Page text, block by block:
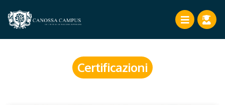
Certificazioni